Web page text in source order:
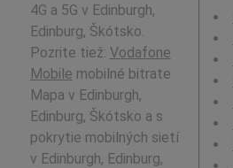
4G a 5G v Edinburgh,
Edinburg, Škótsko.
Pozrite tiež: Vodafone
Mobile mobilné bitrate
Mapa v Edinburgh,
Edinburg, Škótsko a s
pokrytie mobilných sietí
v Edinburgh, Edinburg,